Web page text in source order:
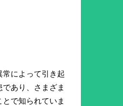
常によって引き起
あり、さまざま
で知られていま